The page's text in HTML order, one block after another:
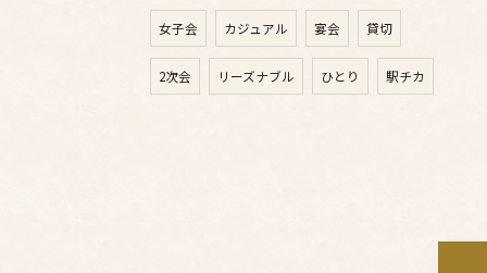
女子会 カジュアル 宴会 貸切
2次会 リーズナブル ひとり 駅チカ